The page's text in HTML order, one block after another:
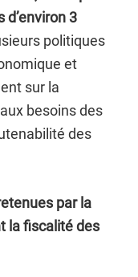
3
politiques
et
sur la
besoins des
des
par la
la fiscalité des